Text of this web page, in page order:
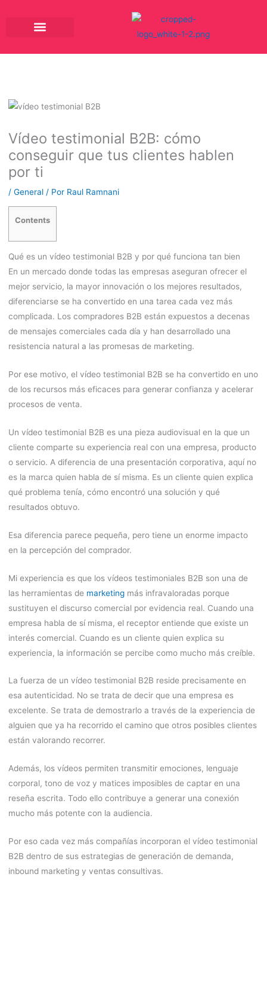
Vídeo testimonial B2B: cómo
conseguir que tus clientes hablen
por ti
/ General/ Por Raul Ramnani
Contents
Qué es un vídeo testimonial B2B y por qué funciona tan bien
En un mercado donde todas las empresas aseguran ofrecer el
mejor servicio, la mayor innovación o los mejores resultados,
diferenciarse se ha convertido en una tarea cada vez más
complicada. Los compradores B2B están expuestos a decenas
de mensajes comerciales cada día y han desarrollado una
resistencia natural a las promesas de marketing.
Por ese motivo, el vídeo testimonial B2B se ha convertido en uno
de los recursos más eficaces para generar confianza y acelerar
procesos de venta.
Un vídeo testimonial B2B es una pieza audiovisual en la que un
cliente comparte su experiencia real con una empresa, producto
o servicio. A diferencia de una presentación corporativa, aquí no
es la marca quien habla de sí misma. Es un cliente quien explica
qué problema tenía, cómo encontró una solución y qué
resultados obtuvo.
Esa diferencia parece pequeña, pero tiene un enorme impacto
en la percepción del comprador.
Mi experiencia es que los vídeos testimoniales B2B son una de
las herramientas de marketingmás infravaloradas porque
sustituyen el discurso comercial por evidencia real. Cuando una
empresa habla de sí misma, el receptor entiende que existe un
interés comercial. Cuando es un cliente quien explica su
experiencia, la información se percibe como mucho más creíble.
La fuerza de un vídeo testimonial B2B reside precisamente en
esa autenticidad. No se trata de decir que una empresa es
excelente. Se trata de demostrarlo a través de la experiencia de
alguien que ya ha recorrido el camino que otros posibles clientes
están valorando recorrer.
Además, los vídeos permiten transmitir emociones, lenguaje
corporal, tono de voz y matices imposibles de captar en una
reseña escrita. Todo ello contribuye a generar una conexión
mucho más potente con la audiencia.
Por eso cada vez más compañías incorporan el vídeo testimonial
B2B dentro de sus estrategias de generación de demanda,
inbound marketing y ventas consultivas.